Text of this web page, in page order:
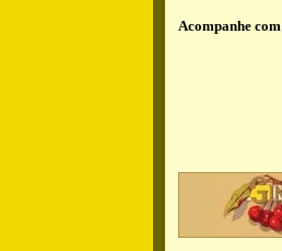
Acompanhe